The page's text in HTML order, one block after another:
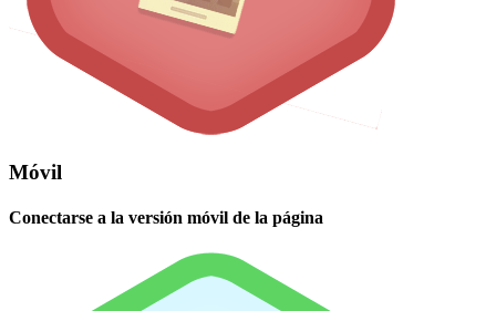
Móvil
Conectarse a la versión móvil de la página